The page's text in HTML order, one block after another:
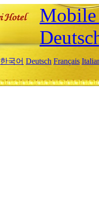
한국어 Deutsch Français